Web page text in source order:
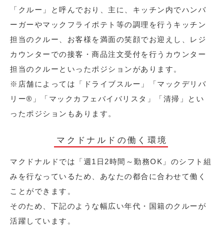
「クルー」と呼んでおり、主に、キッチン内でハンバ
ーガーやマックフライポテト等の調理を行うキッチン
担当のクルー、お客様を満面の笑顔でお迎えし、レジ
カウンターでの接客・商品注文受付を行うカウンター
担当のクルーといったポジションがあります。
※店舗によっては「ドライブスルー」「マックデリバ
リー®︎」「マックカフェバイバリスタ」「清掃」とい
ったポジションもあります。
マクドナルドの働く環境
マクドナルドでは「週1日2時間～勤務OK」のシフト組
みを行なっているため、あなたの都合に合わせて働く
ことができます。
そのため、下記のような幅広い年代・国籍のクルーが
活躍しています。